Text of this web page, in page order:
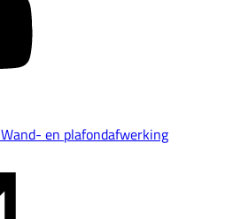
Wand- en plafondafwerking